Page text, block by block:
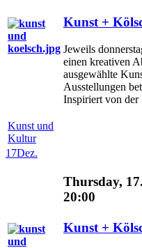
Kunst +
Jeweils
einen kreativen
ausgewählte
Ausstellungen
Inspiriert von der
Kunst und
Kultur
17Dez.
Thursday,
20:00
Kunst +